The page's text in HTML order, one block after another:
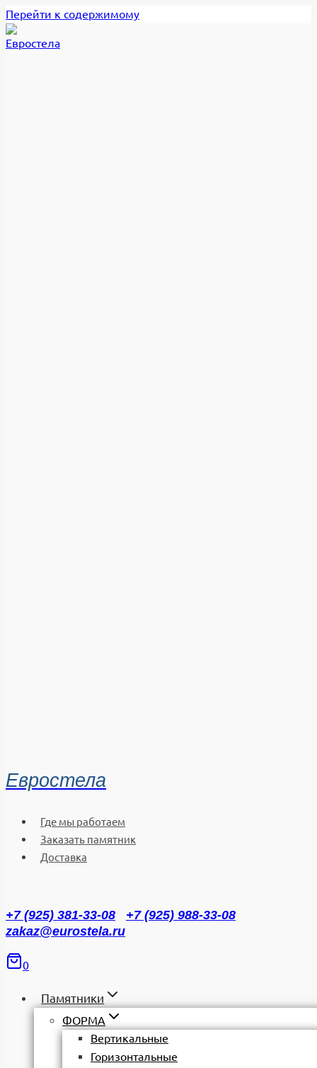
Перейти к содержимому
Евростела
Где мы работаем
Заказать памятник
Доставка
+7 (925) 381-33-08
+7 (925) 988-33-08
zakaz@eurostela.ru
0
Памятники
ФОРМА
Вертикальные
Горизонтальные